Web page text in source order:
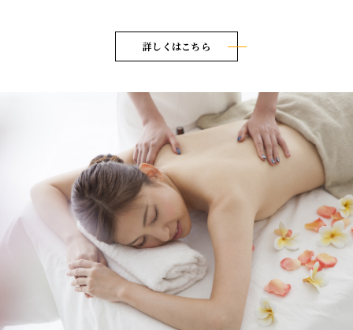
詳しくはこちら